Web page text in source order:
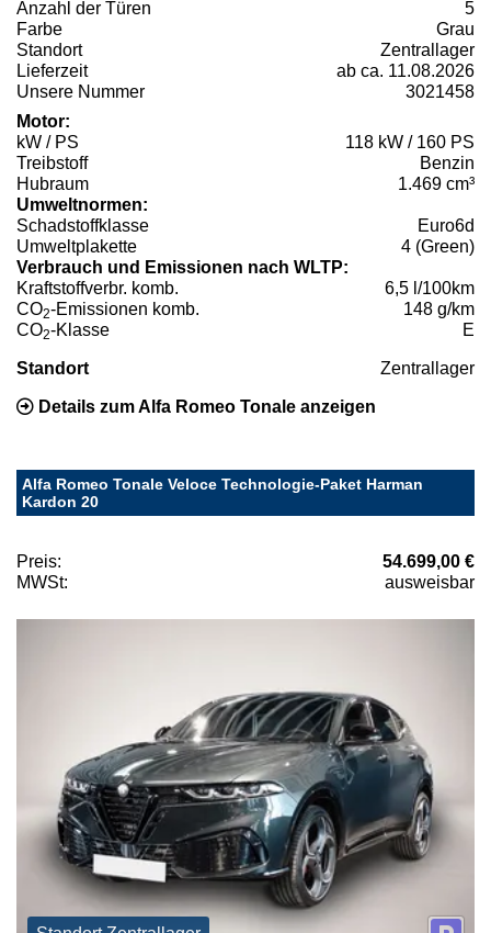
Anzahl der Türen
5
Farbe
Grau
Standort
Zentrallager
Lieferzeit
ab ca. 11.08.2026
Unsere Nummer
3021458
Motor:
kW / PS
118 kW / 160 PS
Treibstoff
Benzin
Hubraum
1.469 cm³
Umweltnormen:
Schadstoffklasse
Euro6d
Umweltplakette
4 (Green)
Verbrauch und Emissionen nach WLTP:
Kraftstoffverbr. komb.
6,5 l/100km
CO2-Emissionen komb.
148 g/km
CO2-Klasse E
Standort Zentrallager
Details zum Alfa Romeo Tonale anzeigen
Alfa Romeo Tonale Veloce Technologie-Paket Harman
Kardon 20
Preis:
54.699,00 €
MWSt:
ausweisbar